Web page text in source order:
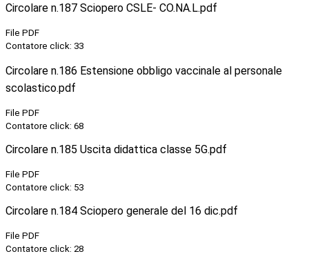
Circolare n.187 Sciopero CSLE- CO.NA.L.pdf
File PDF
Contatore click: 33
Circolare n.186 Estensione obbligo vaccinale al personale
scolastico.pdf
File PDF
Contatore click: 68
Circolare n.185 Uscita didattica classe 5G.pdf
File PDF
Contatore click: 53
Circolare n.184 Sciopero generale del 16 dic.pdf
File PDF
Contatore click: 28